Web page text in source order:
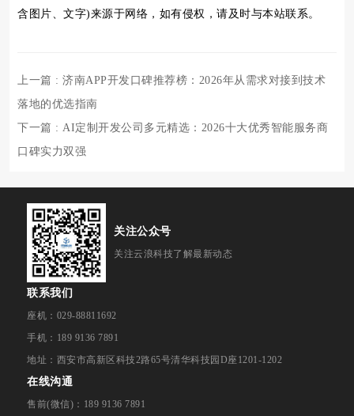
含图片、文字)来源于网络，如有侵权，请及时与本站联系。
上一篇 : 济南APP开发口碑推荐榜：2026年从需求对接到技术
落地的优选指南
下一篇 : AI定制开发公司多元精选：2026十大优秀智能服务商
口碑实力双强
关注公众号
关注云浪科技了解最新动态
联系我们
座机：029-88811692
手机：189 9136 7891
地址：西安市高新区科技2路65号清华科技园D座1201-1202
在线沟通
售前(微信)：189 9136 7891